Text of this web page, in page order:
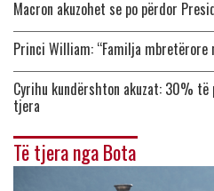
Macron akuzohet se po përdor
Princi William: “Familja mbretërore
Cyrihu kundërshton akuzat: 30% të
tjera
Të tjera nga Bota